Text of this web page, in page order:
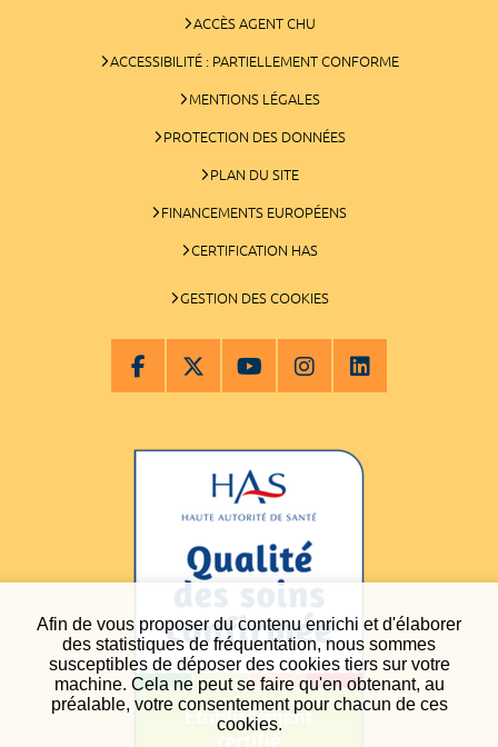
Afin de vous proposer du contenu enrichi et d'élaborer
des statistiques de fréquentation, nous sommes
susceptibles de déposer des cookies tiers sur votre
machine. Cela ne peut se faire qu'en obtenant, au
préalable, votre consentement pour chacun de ces
cookies.
ACCÈS AGENT CHU
ACCESSIBILITÉ : PARTIELLEMENT CONFORME
MENTIONS LÉGALES
PROTECTION DES DONNÉES
PLAN DU SITE
FINANCEMENTS EUROPÉENS
CERTIFICATION HAS
GESTION DES COOKIES